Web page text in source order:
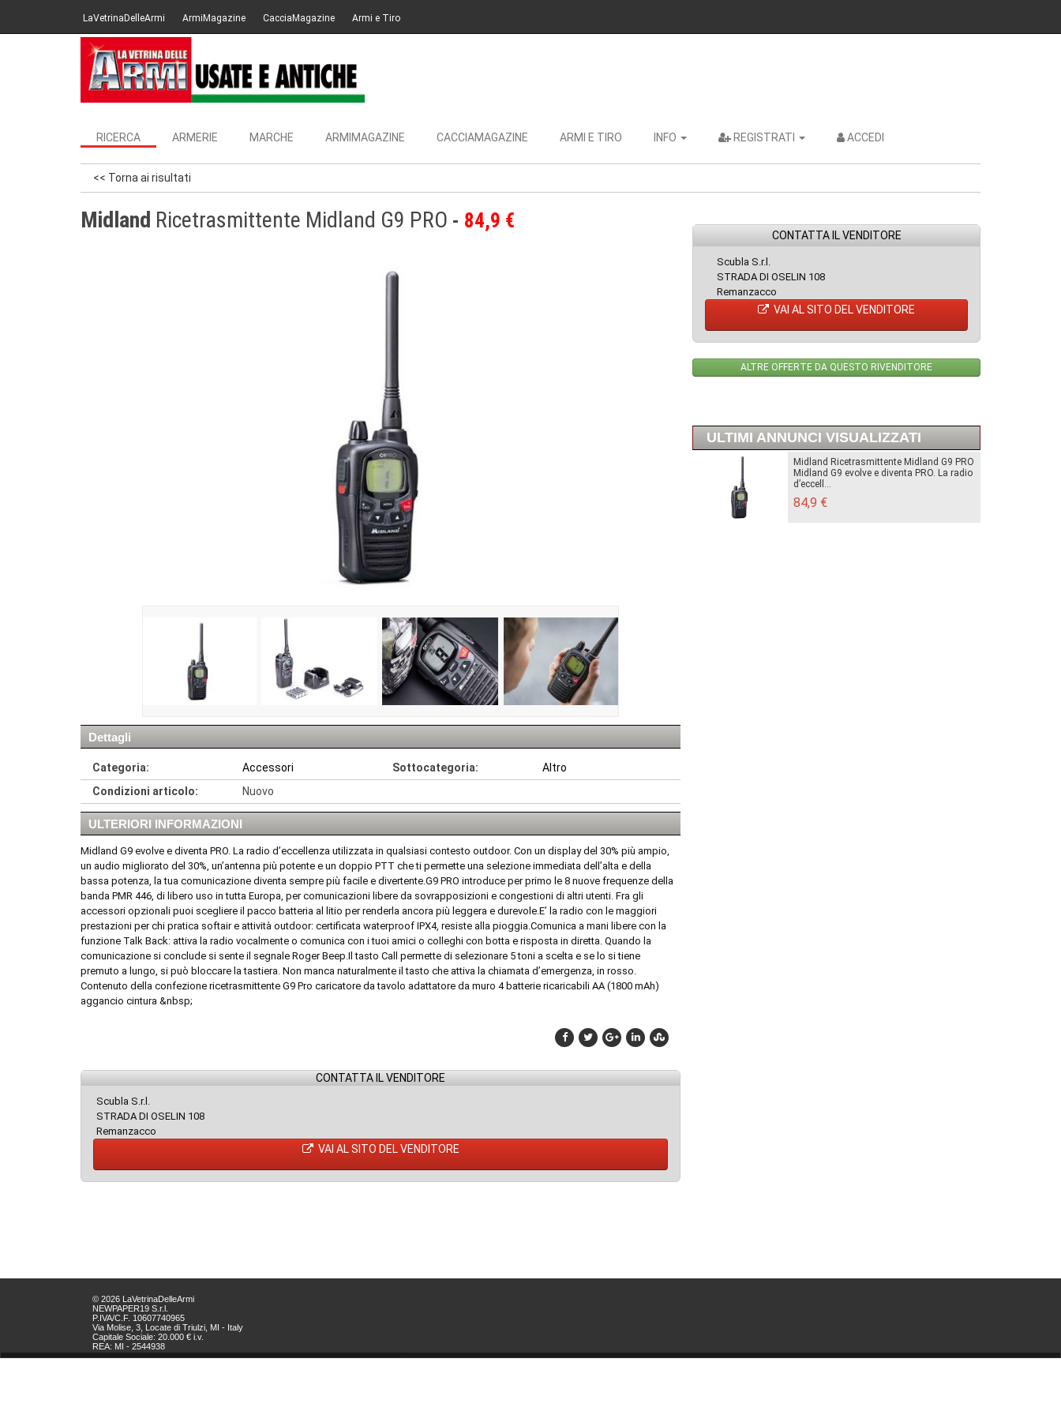
LaVetrinaDelleArmi ArmiMagazine CacciaMagazine Armi e Tiro
RICERCA ARMERIE MARCHE ARMIMAGAZINE CACCIAMAGAZINE ARMI E TIRO INFO REGISTRATI ACCEDI
<< Torna ai risultati
Midland Ricetrasmittente Midland G9 PRO 84,9 €
Dettagli
Categoria: Accessori Sottocategoria:
Altro
Condizioni articolo:
Nuovo
ULTERIORI INFORMAZIONI
Midland G9 evolve e diventa PRO. La radio d’eccellenza utilizzata in qualsiasi contesto outdoor. Con un display del 30% più ampio,
un audio migliorato del 30%, un’antenna più potente e un doppio PTT che ti permette una selezione immediata dell’alta e della
bassa potenza, la tua comunicazione diventa sempre più facile e divertente.G9 PRO introduce per primo le 8 nuove frequenze della
banda PMR 446, di libero uso in tutta Europa, per comunicazioni libere da sovrapposizioni e congestioni di altri utenti. Fra gli
accessori opzionali puoi scegliere il pacco batteria al litio per renderla ancora più leggera e durevole.E’ la radio con le maggiori
prestazioni per chi pratica softair e attività outdoor: certificata waterproof IPX4, resiste alla pioggia.Comunica a mani libere con la
funzione Talk Back: attiva la radio vocalmente o comunica con i tuoi amici o colleghi con botta e risposta in diretta. Quando la
comunicazione si conclude si sente il segnale Roger Beep.Il tasto Call permette di selezionare 5 toni a scelta e se lo si tiene
premuto a lungo, si può bloccare la tastiera. Non manca naturalmente il tasto che attiva la chiamata d’emergenza, in rosso.
Contenuto della confezione ricetrasmittente G9 Pro caricatore da tavolo adattatore da muro 4 batterie ricaricabili AA (1800 mAh)
aggancio cintura &nbsp;
CONTATTA IL VENDITORE
Scubla S.r.l.
STRADA DI OSELIN 108
Remanzacco
VAI AL SITO DEL VENDITORE
CONTATTA IL VENDITORE
Scubla S.r.l.
STRADA DI OSELIN 108
Remanzacco
VAI AL SITO DEL VENDITORE
ALTRE OFFERTE DA QUESTO RIVENDITORE
ULTIMI ANNUNCI VISUALIZZATI
Midland Ricetrasmittente Midland G9 PRO
Midland G9 evolve e diventa PRO. La radio
d’eccell...
84,9 €
© 2026 LaVetrinaDelleArmi
NEWPAPER19 S.r.l.
P.IVA/C.F. 10607740965
Via Molise, 3, Locate di Triulzi, MI - Italy
Capitale Sociale: 20.000 € i.v.
REA: MI - 2544938